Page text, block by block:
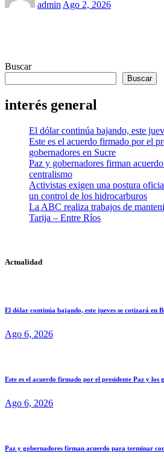
admin Ago 2, 2026
Buscar
Buscar
interés general
El dólar continúa bajando, este
Este es el acuerdo firmado por el
gobernadores en Sucre
Paz y gobernadores firman
centralismo
Activistas exigen una postura
un control de los hidrocarburos
La ABC realiza trabajos de
Tarija – Entre Ríos
Actualidad
El dólar continúa bajando, este jueves se cotizará en
Ago 6, 2026
Este es el acuerdo firmado por el presidente Paz y los
Ago 6, 2026
Paz y gobernadores firman acuerdo para terminar